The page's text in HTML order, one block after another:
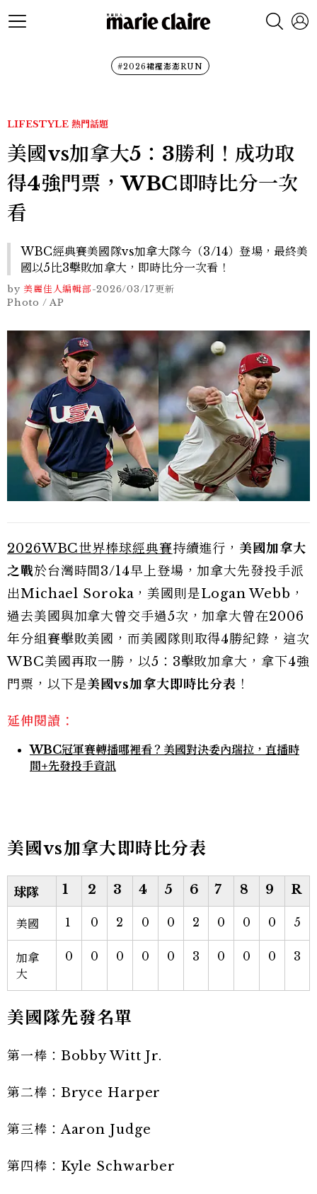
#2026裙襬澎澎RUN
LIFESTYLE 熱門話題
美國vs加拿大5：3勝利！成功取
得4強門票，WBC即時比分一次
看
WBC經典賽美國隊vs加拿大隊今（3/14）登場，最終美
國以5比3擊敗加拿大，即時比分一次看！
by 美麗佳人編輯部-2026/03/17更新
Photo / AP
2026WBC世界棒球經典賽持續進行， 美國加拿大
之戰於台灣時間3/14早上登場，加拿大先發投手派
出Michael Soroka，美國則是Logan Webb，
過去美國與加拿大曾交手過5次，加拿大曾在2006
年分組賽擊敗美國，而美國隊則取得4勝紀錄，這次
WBC美國再取一勝，以5：3擊敗加拿大，拿下4強
門票，以下是美國vs加拿大即時比分表 ！
延伸閱讀：
WBC冠軍賽轉播哪裡看？美國對決委內瑞拉，直播時
間+先發投手資訊
美國vs加拿大即時比分表
球隊 1 2 3 4 5 6 7 8 9 R
美國 1 0 2 0 0 2 0 0 0 5
加拿
大
0 0 0 0 0 3 0 0 0 3
美國隊先發名單
第一棒：Bobby Witt Jr.
第二棒：Bryce Harper
第三棒：Aaron Judge
第四棒：Kyle Schwarber